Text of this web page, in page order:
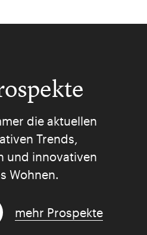
die aktuellen
Trends,
und innovativen
Wohnen.
mehr Prospekte